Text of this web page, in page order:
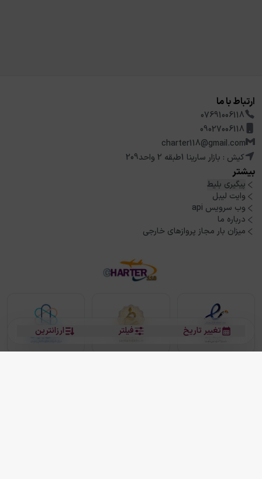
ارزانترین فیلتر تغییر تاریخ
ارتباط با ما
07691006118
09027006118
charter118@gmail.com
کیش : بازار سارینا 1طبقه 2 واحد209
بیشتر
پیگیری بلیط
وایت لیبل
وب سرویس api
درباره ما
میزان بار مجاز پروازهای خارجی